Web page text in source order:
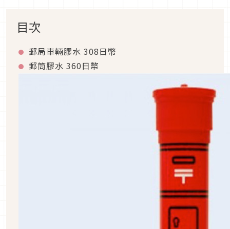
目次
郵局車輛膠水 308日幣
郵筒膠水 360日幣